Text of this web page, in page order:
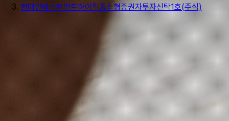
현대인베스트먼트하이킥중소형증권자투자신탁1호(주식)